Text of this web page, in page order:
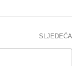
SLJEDEĆA